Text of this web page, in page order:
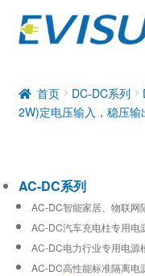
DC-DC系列
工业通信模块
首页 DC-DC系列
2W)定电压输入，稳压输
AC-DC系列
AC-DC智能家居、物联网
AC-DC汽车充电柱专用电
AC-DC电力行业专用电源
AC-DC高性能标准隔离电